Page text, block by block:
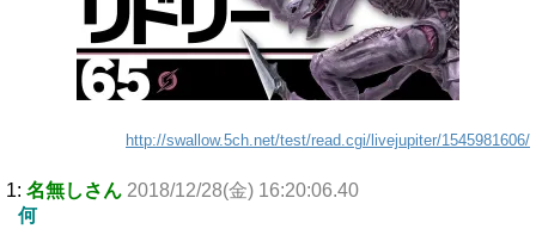
http://swallow.5ch.net/test/read.cgi/livejupiter/1545981606/
1: 名無しさん 2018/12/28(金) 16:20:06.40
何